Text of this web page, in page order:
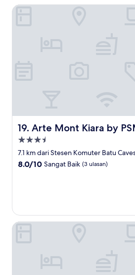
19. Arte Mont Kiara by
Arte Mont Kiara by PSM Luxury
Hartanah
3.5
bintang
7.1 km dari Stesen Komuter Batu
8.0
ulasan)
8.0/10 Sangat Baik (3 ulasan)
Arte Mont Kiara by PSM Luxury
Hotel O Casavilla Hotel